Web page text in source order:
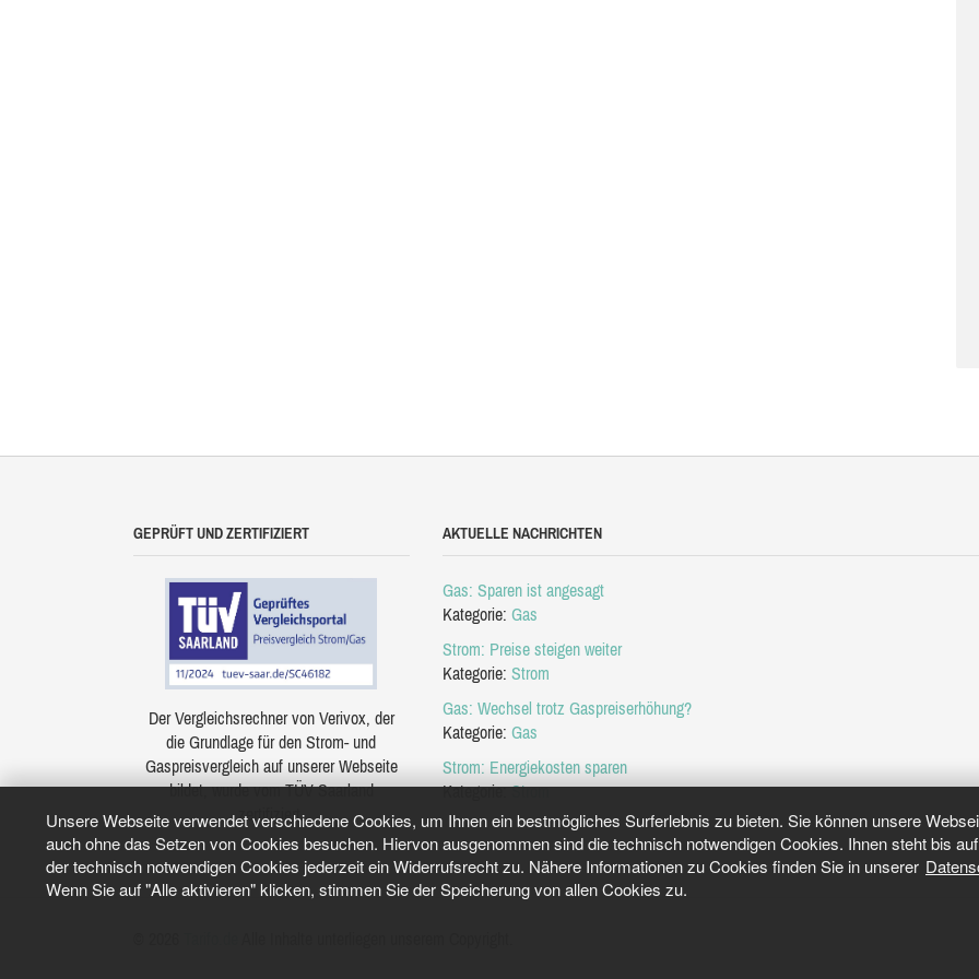
Unsere Webseite verwendet verschiedene Cookies, um Ihnen ein bestmögliches Surferlebnis zu bieten. Sie können unsere
auch ohne das Setzen von Cookies besuchen. Hiervon ausgenommen sind die technisch notwendigen Cookies. Ihnen steht bis
der technisch notwendigen Cookies jederzeit ein Widerrufsrecht zu. Nähere Informationen zu Cookies finden Sie in unserer
Wenn Sie auf "Alle aktivieren" klicken, stimmen Sie der Speicherung von allen Cookies zu.
GEPRÜFT UND ZERTIFIZIERT
Der Vergleichsrechner von Verivox, der
die Grundlage für den Strom- und
Gaspreisvergleich auf unserer Webseite
bildet, wurde vom TÜV Saarland
zertifiziert.
AKTUELLE NACHRICHTEN
Gas: Sparen ist angesagt
Kategorie: Gas
Strom: Preise steigen weiter
Kategorie: Strom
Gas: Wechsel trotz Gaspreiserhöhung?
Kategorie: Gas
Strom: Energiekosten sparen
Kategorie:Strom